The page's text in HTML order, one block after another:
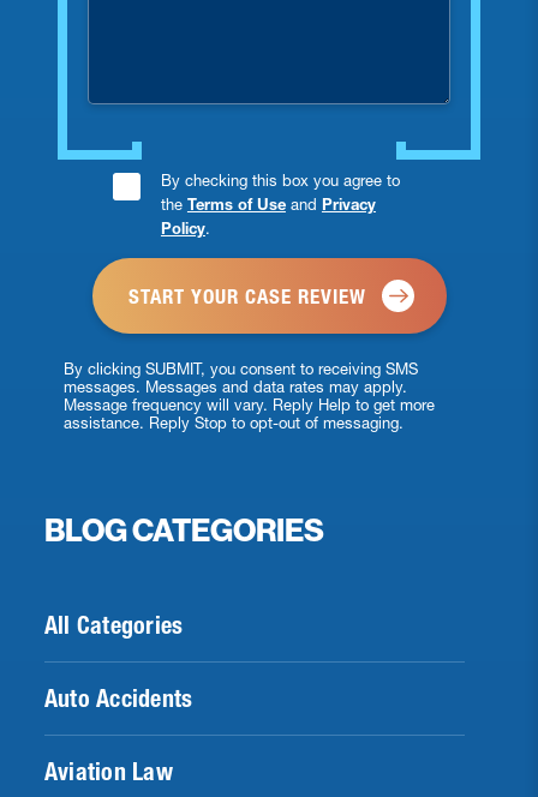
Consent
Checkbox
By checking this box you agree to
the Terms of Use and Privacy
Policy.
By clicking SUBMIT, you consent to receiving SMS
messages. Messages and data rates may apply.
Message frequency will vary. Reply Help to get more
assistance. Reply Stop to opt-out of messaging.
BLOG CATEGORIES
All Categories
Auto Accidents
Aviation Law